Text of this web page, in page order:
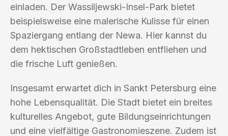
einladen. Der Wassiljewski-Insel-Park bietet
beispielsweise eine malerische Kulisse für einen
Spaziergang entlang der Newa. Hier kannst du
dem hektischen Großstadtleben entfliehen und
die frische Luft genießen.
Insgesamt erwartet dich in Sankt Petersburg eine
hohe Lebensqualität. Die Stadt bietet ein breites
kulturelles Angebot, gute Bildungseinrichtungen
und eine vielfältige Gastronomieszene. Zudem ist